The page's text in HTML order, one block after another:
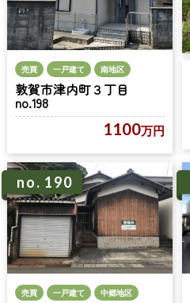
売買 一戸建て 南地区
敦賀市津内町３丁目
no.198
1100万円
no. 190
売買 一戸建て 中郷地区